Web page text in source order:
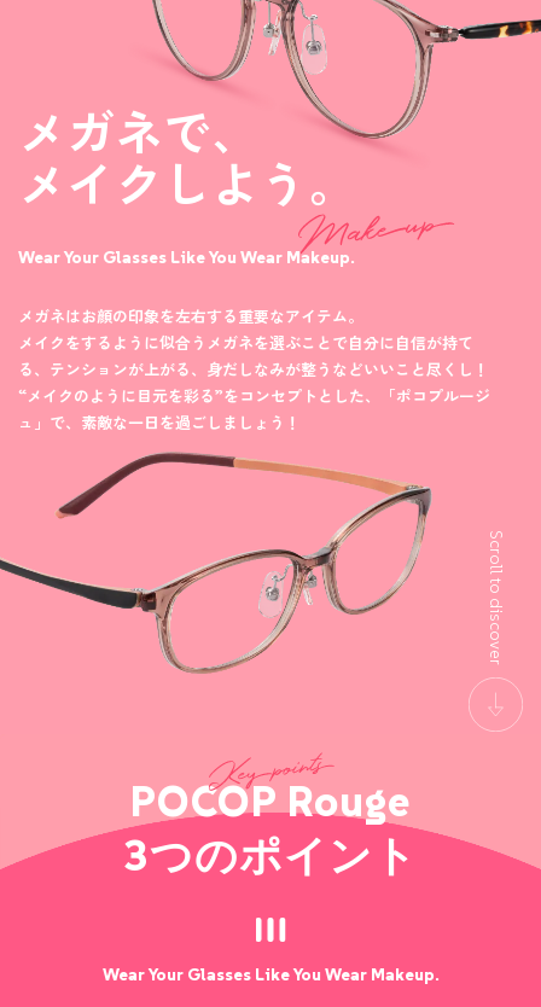
メガネで、
メイクしよう。
Wear Your Glasses Like You Wear Makeup.
メガネはお顔の印象を左右する重要なアイテム。
メイクをするように似合うメガネを選ぶことで自分に自信が持て
る、 テンションが上がる、身だしなみが整うなどいいこと尽くし！
“メイクのように目元を彩る”をコンセプトとした、
「ポコプルージ
ュ」で、素敵な一日を過ごしましょう！
Scroll to discover
POCOP Rouge
3つのポイント
Wear Your Glasses Like You Wear Makeup.